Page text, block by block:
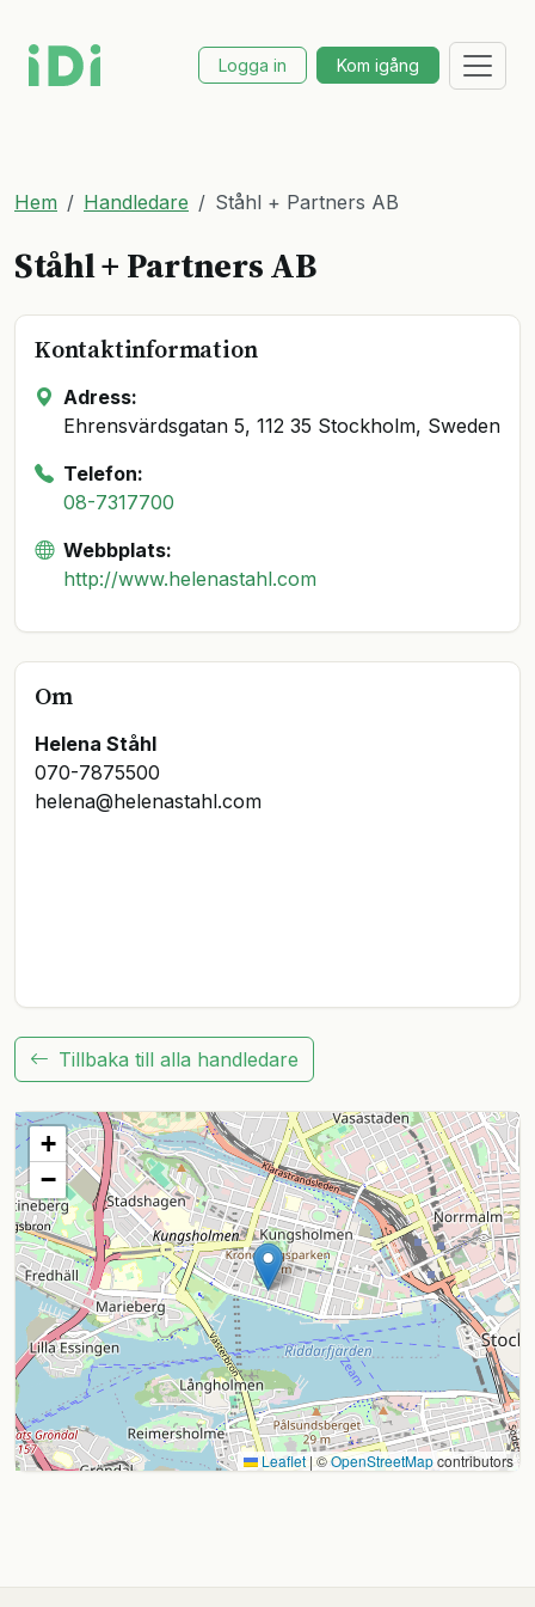
Logga in Kom igång
Hem Handledare Ståhl + Partners AB
Ståhl + Partners AB
Kontaktinformation
Adress:
Ehrensvärdsgatan 5, 112 35 Stockholm, Sweden
Telefon:
08-7317700
Webbplats:
http://www.helenastahl.com
Om
Helena Ståhl
070-7875500
helena@helenastahl.com
Tillbaka till alla handledare
+
−
Leaflet |©OpenStreetMapcontributors